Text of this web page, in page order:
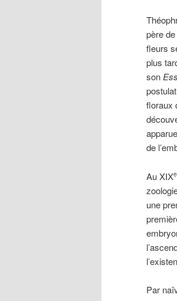
père
fleurs
plus
son
floraux
de
Au XIXe
une
Par